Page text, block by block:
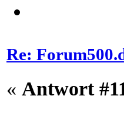
Re:
« Antwort